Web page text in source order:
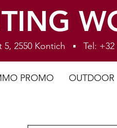
5, 2550 Kontich ▪ Tel:
PROMO OUTDOOR